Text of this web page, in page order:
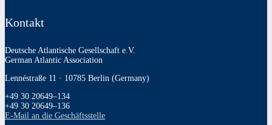
Kontakt
Deutsche Atlantische Gesellschaft e.V.
German Atlantic Association
Lennéstraße 11 · 10785 Berlin (Germany)
+49 30 20649–134
+49 30 20649–136
E‑Mail an die Geschäftsstelle